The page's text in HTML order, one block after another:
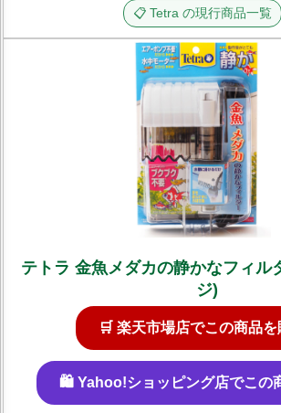
📋 Tetra の現行商品一覧
テトラ 金魚メダカの静かなフィル
ジ)
🛒 楽天市場店でこの商品を
🛍️ Yahoo!ショッピング店でこの